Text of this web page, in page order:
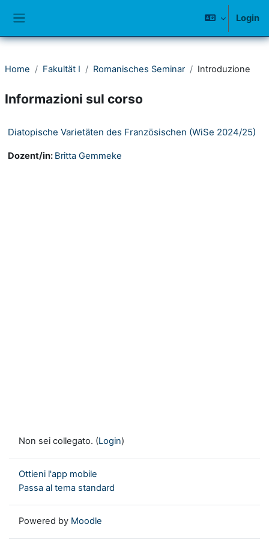
Login
Home Fakultät I Romanisches Seminar Introduzione
Informazioni sul corso
Diatopische Varietäten des Französischen (WiSe 2024/25)
Dozent/in: Britta Gemmeke
Non sei collegato. (Login)
Ottieni l'app mobile
Passa al tema standard
Powered by Moodle